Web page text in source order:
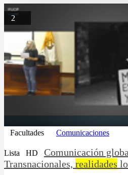
2
Facultades Comunicaciones
Lista HD
Comunicación
Transnacionales, realidades